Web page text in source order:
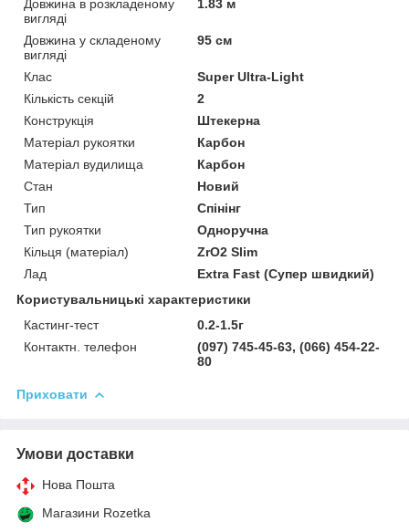
Довжина в розкладеному
вигляді
1.83 м
Довжина у складеному
вигляді
95 см
Клас
Super Ultra-Light
Кількість секцій
2
Конструкція
Штекерна
Матеріал рукоятки
Карбон
Матеріал вудилища
Карбон
Стан
Новий
Тип
Спінінг
Тип рукоятки
Одноручна
Кільця (матеріал)
ZrO2 Slim
Лад
Extra Fast (Супер швидкий)
Користувальницькі характеристики
Кастинг-тест
0.2-1.5г
Контактн. телефон
(097) 745-45-63, (066) 454-22-
80
Приховати
Умови доставки
Нова Пошта
Магазини Rozetka